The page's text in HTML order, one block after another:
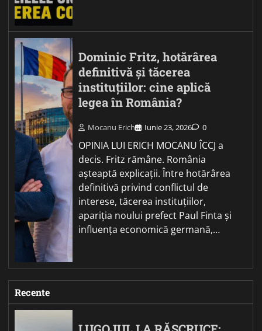
Dominic Fritz, hotărârea
definitivă și tăcerea
instituțiilor: cine aplică
legea în România?
Mocanu Erich Iunie 23, 2026 0
OPINIA LUI ERICH MOCANU ÎCCJ a
decis. Fritz rămâne. România
așteaptă explicații. Între hotărârea
definitivă privind conflictul de
interese, tăcerea instituțiilor,
apariția noului prefect Paul Finta și
influența economică germană,…
Recente